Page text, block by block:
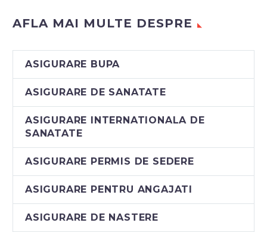
AFLA MAI MULTE DESPRE
ASIGURARE BUPA
ASIGURARE DE SANATATE
ASIGURARE INTERNATIONALA DE
SANATATE
ASIGURARE PERMIS DE SEDERE
ASIGURARE PENTRU ANGAJATI
ASIGURARE DE NASTERE